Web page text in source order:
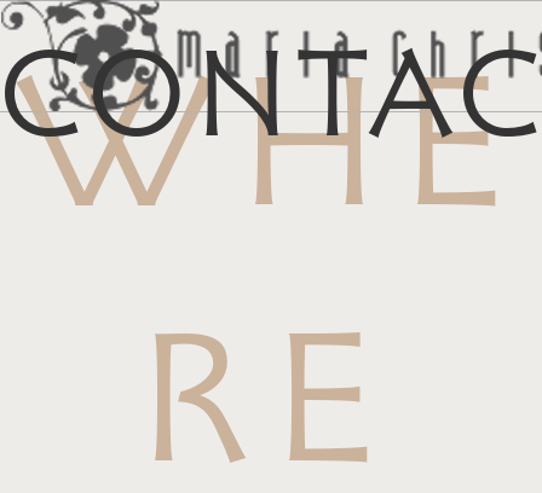
イリス
お
WHE
RE